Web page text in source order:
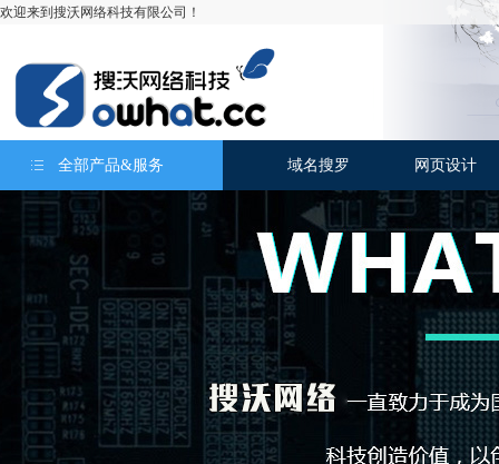
欢迎来到搜沃网络科技有限公司！
全部产品&服务 域名搜罗 网页设计